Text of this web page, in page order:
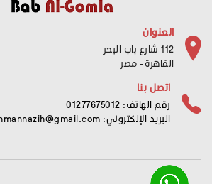
العنوان
112 شارع باب البحر
القاهرة - مصر
اتصل بنا
رقم الهاتف: 01277675012
البريد الإلكتروني: